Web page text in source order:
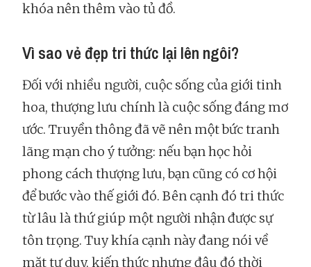
khóa nên thêm vào tủ đồ.
Vì sao vẻ đẹp tri thức lại lên ngôi?
Đối với nhiều người, cuộc sống của giới tinh
hoa, thượng lưu chính là cuộc sống đáng mơ
ước. Truyền thông đã vẽ nên một bức tranh
lãng mạn cho ý tưởng: nếu bạn học hỏi
phong cách thượng lưu, bạn cũng có cơ hội
để bước vào thế giới đó. Bên cạnh đó tri thức
từ lâu là thứ giúp một người nhận được sự
tôn trọng. Tuy khía cạnh này đang nói về
mặt tư duy, kiến thức nhưng đâu đó thời